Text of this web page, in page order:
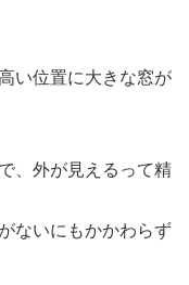
い位置に大きな窓が
、外が見えるって精
ないにもかかわらず